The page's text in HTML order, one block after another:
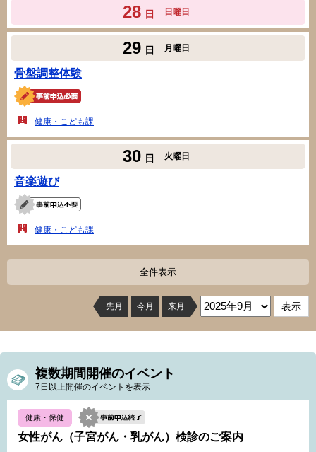
28 日 日曜日
29 日 月曜日
骨盤調整体験
健康・こども課
30 日 火曜日
音楽遊び
健康・こども課
全件表示
先月 今月 来月
複数期間開催のイベント
7日以上開催のイベントを表示
健康・保健
女性がん（子宮がん・乳がん）検診のご案内